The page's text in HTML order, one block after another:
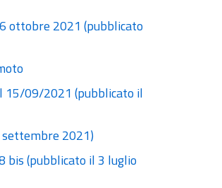
ottobre 2021 (pubblicato
15/09/2021 (pubblicato il
settembre 2021)
bis (pubblicato il 3 luglio